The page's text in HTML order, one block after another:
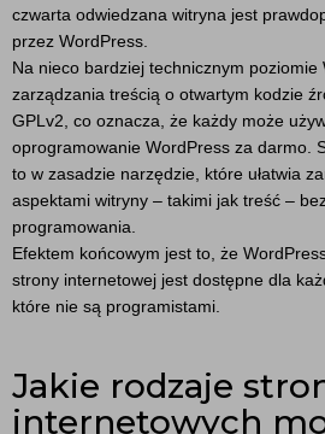
czwarta odwiedzana witryna jest
przez WordPress.
Na nieco bardziej technicznym
zarządzania treścią o otwartym kodzie
GPLv2, co oznacza, że każdy może
oprogramowanie WordPress za darmo.
to w zasadzie narzędzie, które ułatwia
aspektami witryny – takimi jak treść –
programowania.
Efektem końcowym jest to, że
strony internetowej jest dostępne dla
które nie są programistami.
Jakie rodzaje
internetowych